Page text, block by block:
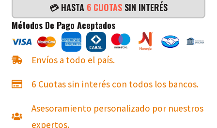
💳 HASTA 6 CUOTAS SIN INTERÉS
Métodos De Pago Aceptados
Envíos a todo el país.
6 Cuotas sin interés con todos los bancos.
Asesoramiento personalizado por nuestros
expertos.